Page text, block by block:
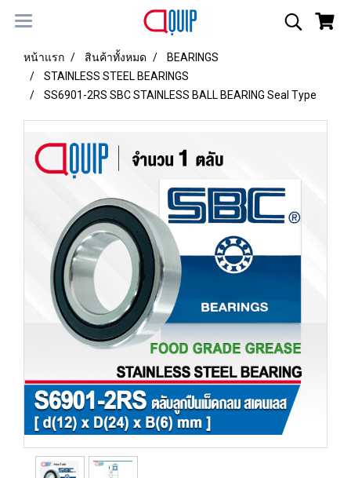
หน้าแรก สินค้าทั้งหมด
BEARINGS
STAINLESS STEEL BEARINGS
SS6901-2RS SBC STAINLESS BALL BEARING Seal Type